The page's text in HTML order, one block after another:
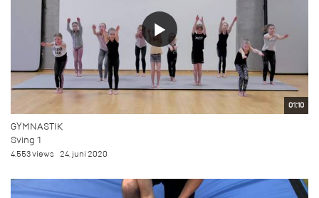
01:10
GYMNASTIK
Sving 1
4.553 views 24. juni 2020